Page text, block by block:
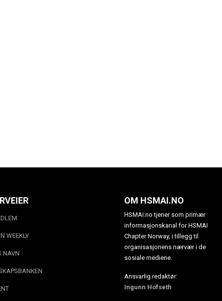
WEEKLY
NAVN
OM HSMAI.NO
HSMAI.no tjener som primær
informasjonskanal for HSMAI
Chapter Norway, i tillegg til
organisasjonens nærvær i de
sosiale mediene.
Ansvarlig redaktør:
Ingunn Hofseth